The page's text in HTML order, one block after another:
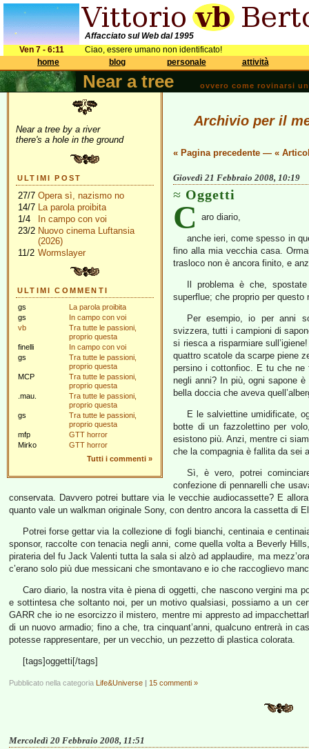
Affacciato sul Web dal 1995
Ven 7 - 6:11
Ciao, essere umano non identificato!
home
blog personale attività
Near a tree ovvero come rovinarsi
Near a tree by a river
there's a hole in the ground
ULTIMI POST
27/7 Opera sì, nazismo no
14/7 La parola proibita
1/4
In campo con voi
23/2 Nuovo cinema Luftansia
(2026)
11/2 Wormslayer
ULTIMI COMMENTI
gs
La parola proibita
gs
In campo con voi
vb
Tra tutte le passioni,
proprio questa
finelli
In campo con voi
gs
Tra tutte le passioni,
proprio questa
MCP
Tra tutte le passioni,
proprio questa
.mau.
Tra tutte le passioni,
proprio questa
gs
Tra tutte le passioni,
proprio questa
mfp
GTT horror
Mirko
GTT horror
Tutti i commenti »
Archivio per il
« Pagina precedente — «
Giovedì 21 Febbraio 2008, 10:19
Oggetti
C aro diario,
anche ieri, come spesso in
fino alla mia vecchia casa.
trasloco non è ancora finito, e
Il problema è che,
superflue; che proprio per questo
Per esempio, io per anni
svizzera, tutti i campioni di
si riesca a risparmiare
quattro scatole da scarpe piene
persino i cottonfioc. E tu che ne
negli anni? In più, ogni sapone
bella doccia che aveva
E le salviettine umidificate,
botte di un fazzolettino per
esistono più. Anzi, mentre ci
che la compagnia è fallita da sei
Sì, è vero, potrei
confezione di pennarelli che
conservata. Davvero potrei buttare via le vecchie audiocassette? E
quanto vale un walkman originale Sony, con dentro ancora la cassetta di
Potrei forse gettar via la collezione di fogli bianchi, centinaia e
sponsor, raccolte con tenacia negli anni, come quella volta a Beverly
pirateria del fu Jack Valenti tutta la sala si alzò ad applaudire, ma
c’erano solo più due messicani che smontavano e io che raccoglievo
Caro diario, la nostra vita è piena di oggetti, che nascono vergini ma
e sottintesa che soltanto noi, per un motivo qualsiasi, possiamo a un
GARR che io ne esorcizzo il mistero, mentre mi appresto ad
di un nuovo armadio; fino a che, tra cinquant’anni, qualcuno entrerà in
potesse rappresentare, per un vecchio, un pezzetto di plastica colorata.
[tags]oggetti[/tags]
Pubblicato nella categoria Life&Universe | 15 commenti »
Mercoledì 20 Febbraio 2008, 11:51